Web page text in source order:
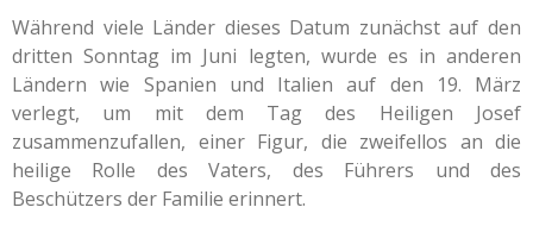
Während viele Länder dieses Datum zunächst auf den
dritten Sonntag im Juni legten, wurde es in anderen
Ländern wie Spanien und Italien auf den 19. März
verlegt, um mit dem Tag des Heiligen Josef
zusammenzufallen, einer Figur, die zweifellos an die
heilige Rolle des Vaters, des Führers und des
Beschützers der Familie erinnert.